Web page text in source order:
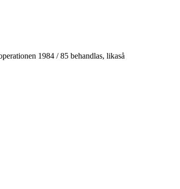
1984 / 85 behandlas, likaså